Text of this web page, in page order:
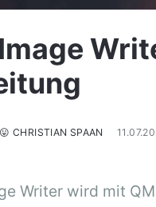
Image
CHRISTIAN SPAAN
Writer wird mit